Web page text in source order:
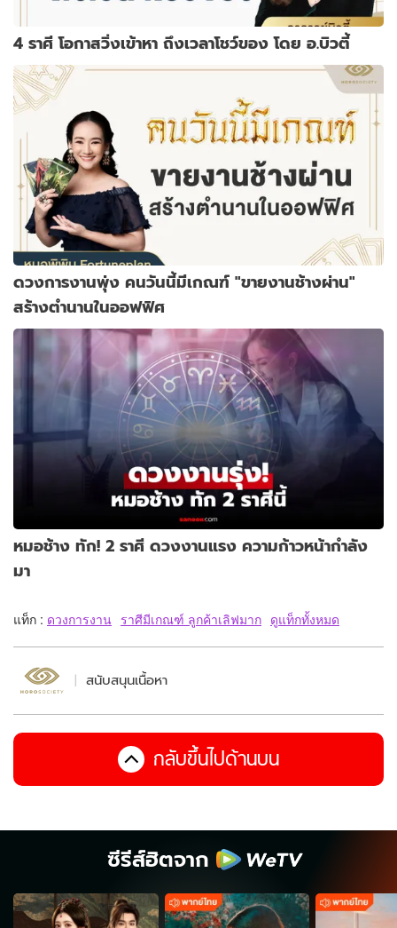
4 ราศี โอกาสวิ่งเข้าหา ถึงเวลาโชว์ของ โดย อ.บิวตี้
ดวงการงานพุ่ง คนวันนี้มีเกณฑ์ "ขายงานช้างผ่าน"
สร้างตำนานในออฟฟิศ
หมอช้าง ทัก! 2 ราศี ดวงงานแรง ความก้าวหน้ากำลัง
มา
แท็ก : ดวงการงาน ราศีมีเกณฑ์ ลูกค้าเลิฟมาก ดูแท็กทั้งหมด
สนับสนุนเนื้อหา
กลับขึ้นไปด้านบน
ซีรีส์ฮิตจาก